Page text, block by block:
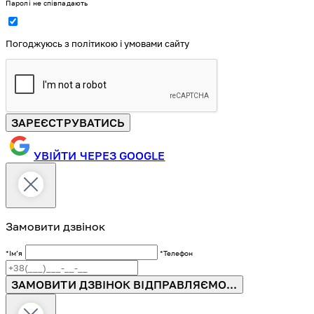
Паролі не співпадають
Погоджуюсь з політикою і умовами сайту
ЗАРЕЄСТРУВАТИСЬ
УВІЙТИ ЧЕРЕЗ GOOGLE
Замовити дзвінок
*Імʼя *Телефон
ЗАМОВИТИ ДЗВІНОК ВІДПРАВЛЯЄМО...